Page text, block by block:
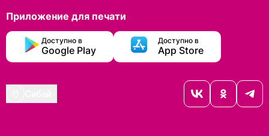
Приложение для печати
Доступно в
Google Play
Доступно в
App Store